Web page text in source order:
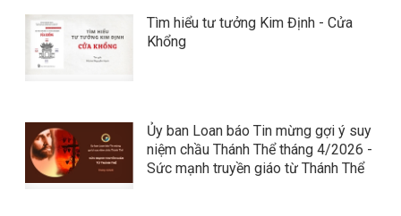
Tìm hiểu tư tưởng Kim Định - Cửa
Khổng
Ủy ban Loan báo Tin mừng gợi ý suy
niệm chầu Thánh Thể tháng 4/2026 -
Sức mạnh truyền giáo từ Thánh Thể